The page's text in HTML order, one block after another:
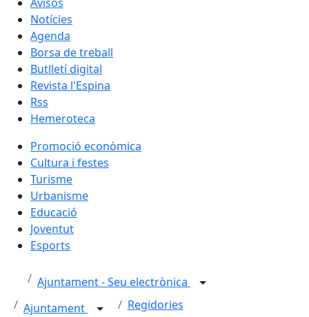
Notícies
Agenda
Borsa de treball
Butlletí digital
Revista l'Espina
Rss
Hemeroteca
Promoció econòmica
Cultura i festes
Turisme
Urbanisme
Educació
Joventut
Esports
Ajuntament - Seu electrònica
Ajuntament
Regidories